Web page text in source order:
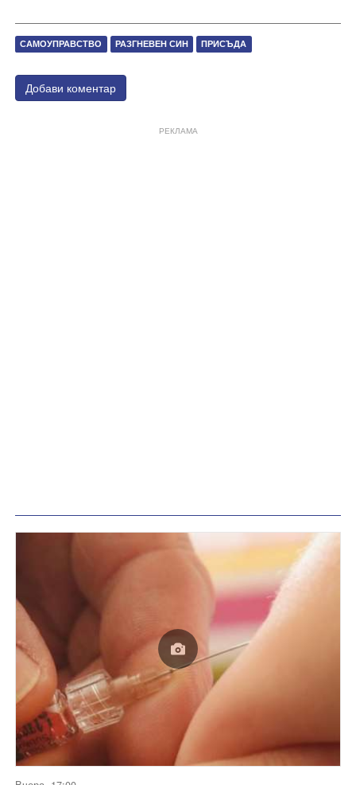
САМОУПРАВСТВО РАЗГНЕВЕН СИН ПРИСЪДА
Добави коментар
РЕКЛАМА